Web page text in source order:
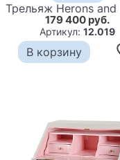
179 400 руб.
Артикул:12.019
В корзину